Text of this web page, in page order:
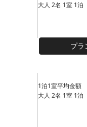
大人 2名 1室 1
プラ
1泊1室平均金額
大人 2名 1室 1